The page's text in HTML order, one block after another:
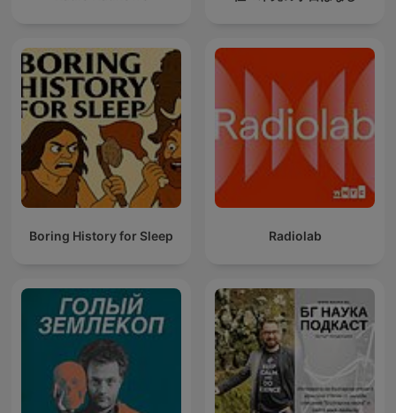
Boring History for Sleep Radiolab